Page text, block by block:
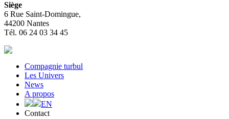
Siège
6 Rue Saint-Domingue,
44200 Nantes
Tél. 06 24 03 34 45
Compagnie turbul
Les Univers
News
A propos
EN
Contact